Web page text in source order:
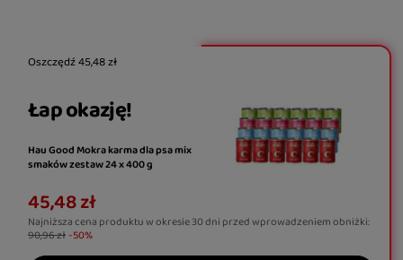
Oszczędź45,48 zł
Łap okazję!
Hau Good Mokra karma dla psa mix
smaków zestaw 24 x 400 g
45,48 zł
Najniższa cena produktu w okresie 30 dni przed wprowadzeniem obniżki:
90,96 zł -50%